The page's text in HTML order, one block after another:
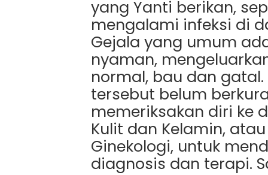
yang Yanti berikan,
mengalami infeksi di
Gejala yang umum
nyaman,
normal, bau dan gatal.
tersebut belum
memeriksakan diri ke
Kulit dan Kelamin,
Ginekologi, untuk
diagnosis dan terapi.